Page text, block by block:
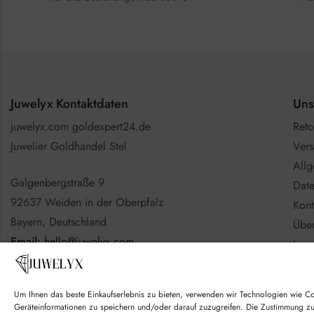
Um Ihnen das beste Einkaufserlebnis zu bieten, verwenden wir Technologien wie
Geräteinformationen zu speichern und/oder darauf zuzugreifen. Die Zustimmung
Juwelyx Kontaktdaten
juwelyx.com goldexpert24.de
Juwelier Goldhandel Stel
Galgenbergstraße 9
92637 Weiden in der Oberpfalz
Bayern, Deutschland
Email:hello@juwelyx.com
Nutzen Sie gerne das